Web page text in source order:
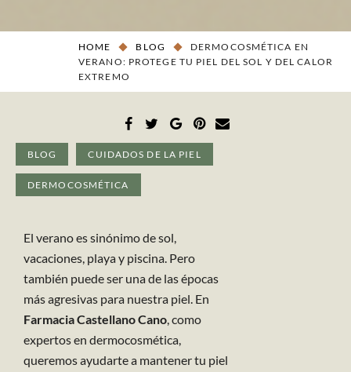
HOME BLOG
DERMOCOSMÉTICA EN
VERANO: PROTEGE TU PIEL DEL SOL Y DEL CALOR
EXTREMO
BLOG CUIDADOS DE LA PIEL
DERMOCOSMÉTICA
El verano es sinónimo de sol,
vacaciones, playa y piscina. Pero
también puede ser una de las épocas
más agresivas para nuestra piel. En
Farmacia Castellano Cano, como
expertos en dermocosmética,
queremos ayudarte a mantener tu piel